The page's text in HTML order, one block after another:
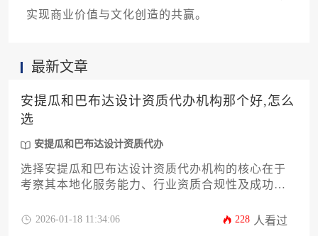
实现商业价值与文化创造的共赢。
最新文章
安提瓜和巴布达设计资质代办机构那个好,怎么
选
安提瓜和巴布达设计资质代办
选择安提瓜和巴布达设计资质代办机构的核心在于
考察其本地化服务能力、行业资质合规性及成功案
度及客户评价体系进行综合决策。
2026-01-18 11:34:06 228 人看过